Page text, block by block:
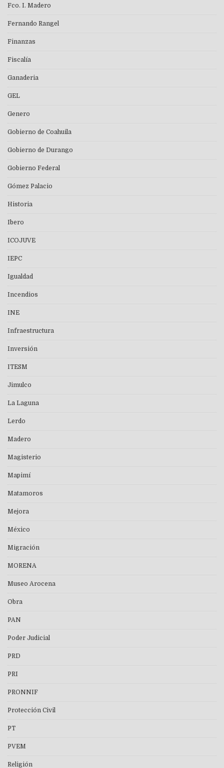
Fco. I. Madero
Fernando Rangel
Finanzas
Fiscalía
Ganaderia
GEL
Genero
Gobierno de Coahuila
Gobierno de Durango
Gobierno Federal
Gómez Palacio
Historia
Ibero
ICOJUVE
IEPC
Igualdad
Incendios
INE
Infraestructura
Inversión
ITESM
Jimulco
La Laguna
Lerdo
Madero
Magisterio
Mapimí
Matamoros
Mejora
México
Migración
MORENA
Museo Arocena
Obra
PAN
Poder Judicial
PRD
PRI
PRONNIF
Protección Civil
PT
PVEM
Religión